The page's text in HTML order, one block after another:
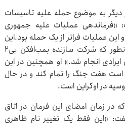
دیگر به موضوع حمله علیه تاسیسات
«فرماندهی عملیات علیه جمهوری
عملیات فراتر از یک حمله بود.این
حمله کاملاً بدون نقص و همانطور که شرکت سازنده بمب‌افکن بی‌۲
انجام شد.» او همچنین در این
هفت جنگ را تمام کند و در حال
در اوکراین است.
در زمان امضای این فرمان در اتاق
«این فقط یک تغییر نام ظاهری